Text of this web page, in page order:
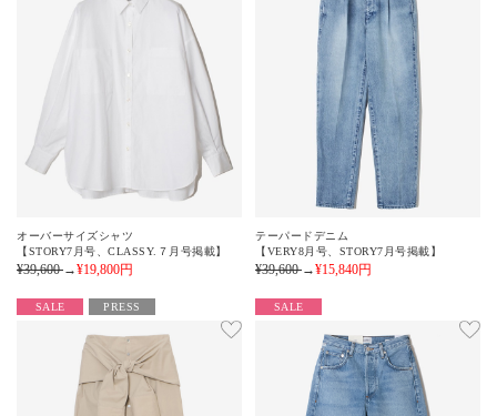
オーバーサイズシャツ
【STORY7月号、CLASSY.７月号掲載】
¥39,600→¥19,800円
テーパードデニム
【VERY8月号、STORY7月号掲載】
¥39,600→¥15,840円
SALE PRESS SALE